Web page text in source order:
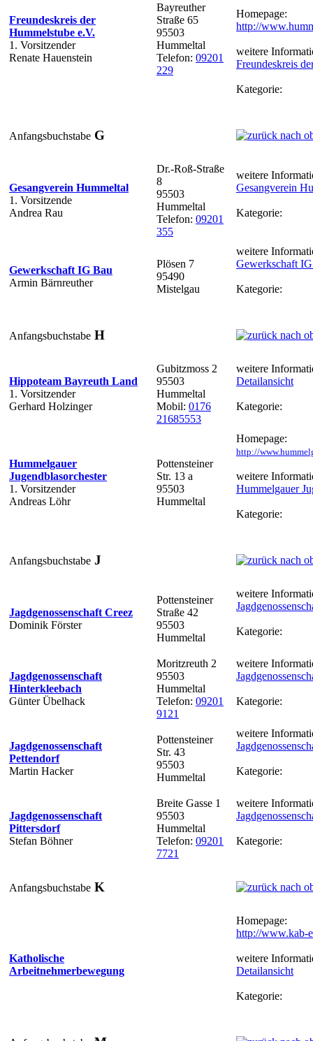
Freundeskreis der
Hummelstube e.V.
1. Vorsitzender
Renate Hauenstein
Bayreuther
Straße 65
95503
Hummeltal
Telefon: 09201
229
Homepage:
http://
weitere
Freundeskreis
Kategorie:
Anfangsbuchstabe G
Gesangverein Hummeltal
1. Vorsitzende
Andrea Rau
Dr.-Roß-Straße
8
95503
Hummeltal
Telefon: 09201
355
weitere
Gesangverein
Kategorie:
Gewerkschaft IG Bau
Armin Bärnreuther
Plösen 7
95490
Mistelgau
weitere
Gewerkschaft
Kategorie:
Anfangsbuchstabe H
Hippoteam Bayreuth Land
1. Vorsitzender
Gerhard Holzinger
Gubitzmoss 2
95503
Hummeltal
Mobil: 0176
21685553
weitere
Detailansicht
Kategorie:
Hummelgauer
Jugendblasorchester
1. Vorsitzender
Andreas Löhr
Pottensteiner
Str. 13 a
95503
Hummeltal
Homepage:
http://
weitere
Hummelgauer
Kategorie:
Anfangsbuchstabe J
Jagdgenossenschaft Creez
Dominik Förster
Pottensteiner
Straße 42
95503
Hummeltal
weitere
Kategorie:
Jagdgenossenschaft
Hinterkleebach
Günter Übelhack
Moritzreuth 2
95503
Hummeltal
Telefon: 09201
9121
weitere
Kategorie:
Jagdgenossenschaft
Pettendorf
Martin Hacker
Pottensteiner
Str. 43
95503
Hummeltal
weitere
Kategorie:
Jagdgenossenschaft
Pittersdorf
Stefan Böhner
Breite Gasse 1
95503
Hummeltal
Telefon: 09201
7721
weitere
Kategorie:
Anfangsbuchstabe K
Katholische
Arbeitnehmerbewegung
Homepage:
http://www.kab-
weitere
Detailansicht
Kategorie: